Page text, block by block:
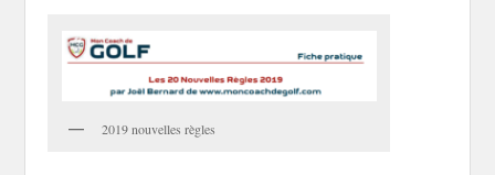
2019 nouvelles règles